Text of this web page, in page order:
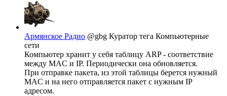
Армянское Радио @gbg Куратор тега Компьютерные
сети
Компьютер хранит у себя таблицу ARP - соответствие
между MAC и IP. Периодически она обновляется.
При отправке пакета, из этой таблицы берется нужный
MAC и на него отправляется пакет с нужным IP
адресом.